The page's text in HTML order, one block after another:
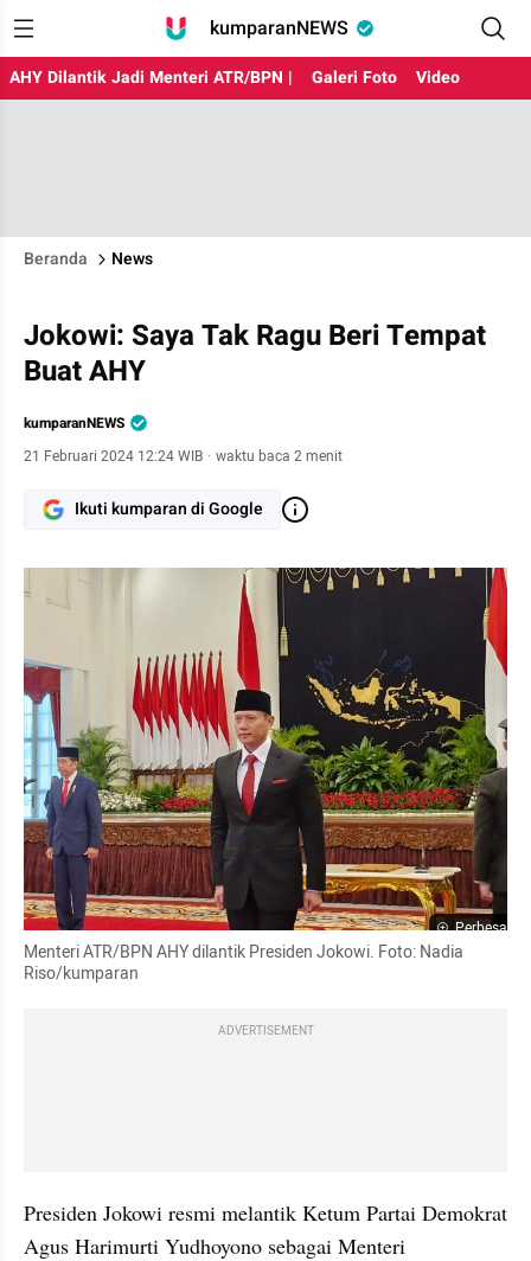
kumparanNEWS
AHY Dilantik Jadi Menteri ATR/BPN | Galeri Foto Video
Beranda News
Jokowi: Saya Tak Ragu Beri Tempat
Buat AHY
kumparanNEWS
21 Februari 2024 12:24 WIB · waktu baca 2 menit
Ikuti kumparan di Google
Perbesar
Menteri ATR/BPN AHY dilantik Presiden Jokowi. Foto: Nadia
Riso/kumparan
ADVERTISEMENT
Presiden Jokowi resmi melantik Ketum Partai Demokrat
Agus Harimurti Yudhoyono sebagai Menteri